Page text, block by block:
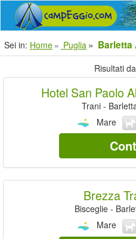
Sei in: Home Puglia Barletta
Risultati
Hotel San Paolo
Trani -
Mare
Brezza
Bisceglie -
Mare